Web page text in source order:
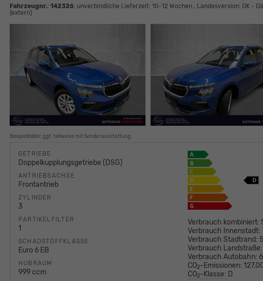
Fahrzeugnr.: 142326, unverbindliche Lieferzeit: 10-12 Wochen , Landesversion: DK -
(extern)
Beispielbilder, ggf. teilweise mit Sonderausstattung
GETRIEBE
Doppelkupplungsgetriebe (DSG)
ANTRIEBSACHSE
Frontantrieb
ZYLINDER
3
PARTIKELFILTER
1
SCHADSTOFFKLASSE
Euro 6 EB
HUBRAUM
999 ccm
Verbrauch kombiniert:
Verbrauch Innenstadt:
Verbrauch Stadtrand:
Verbrauch Landstraße:
Verbrauch Autobahn:
CO2-Emissionen:
CO2-Klasse: D